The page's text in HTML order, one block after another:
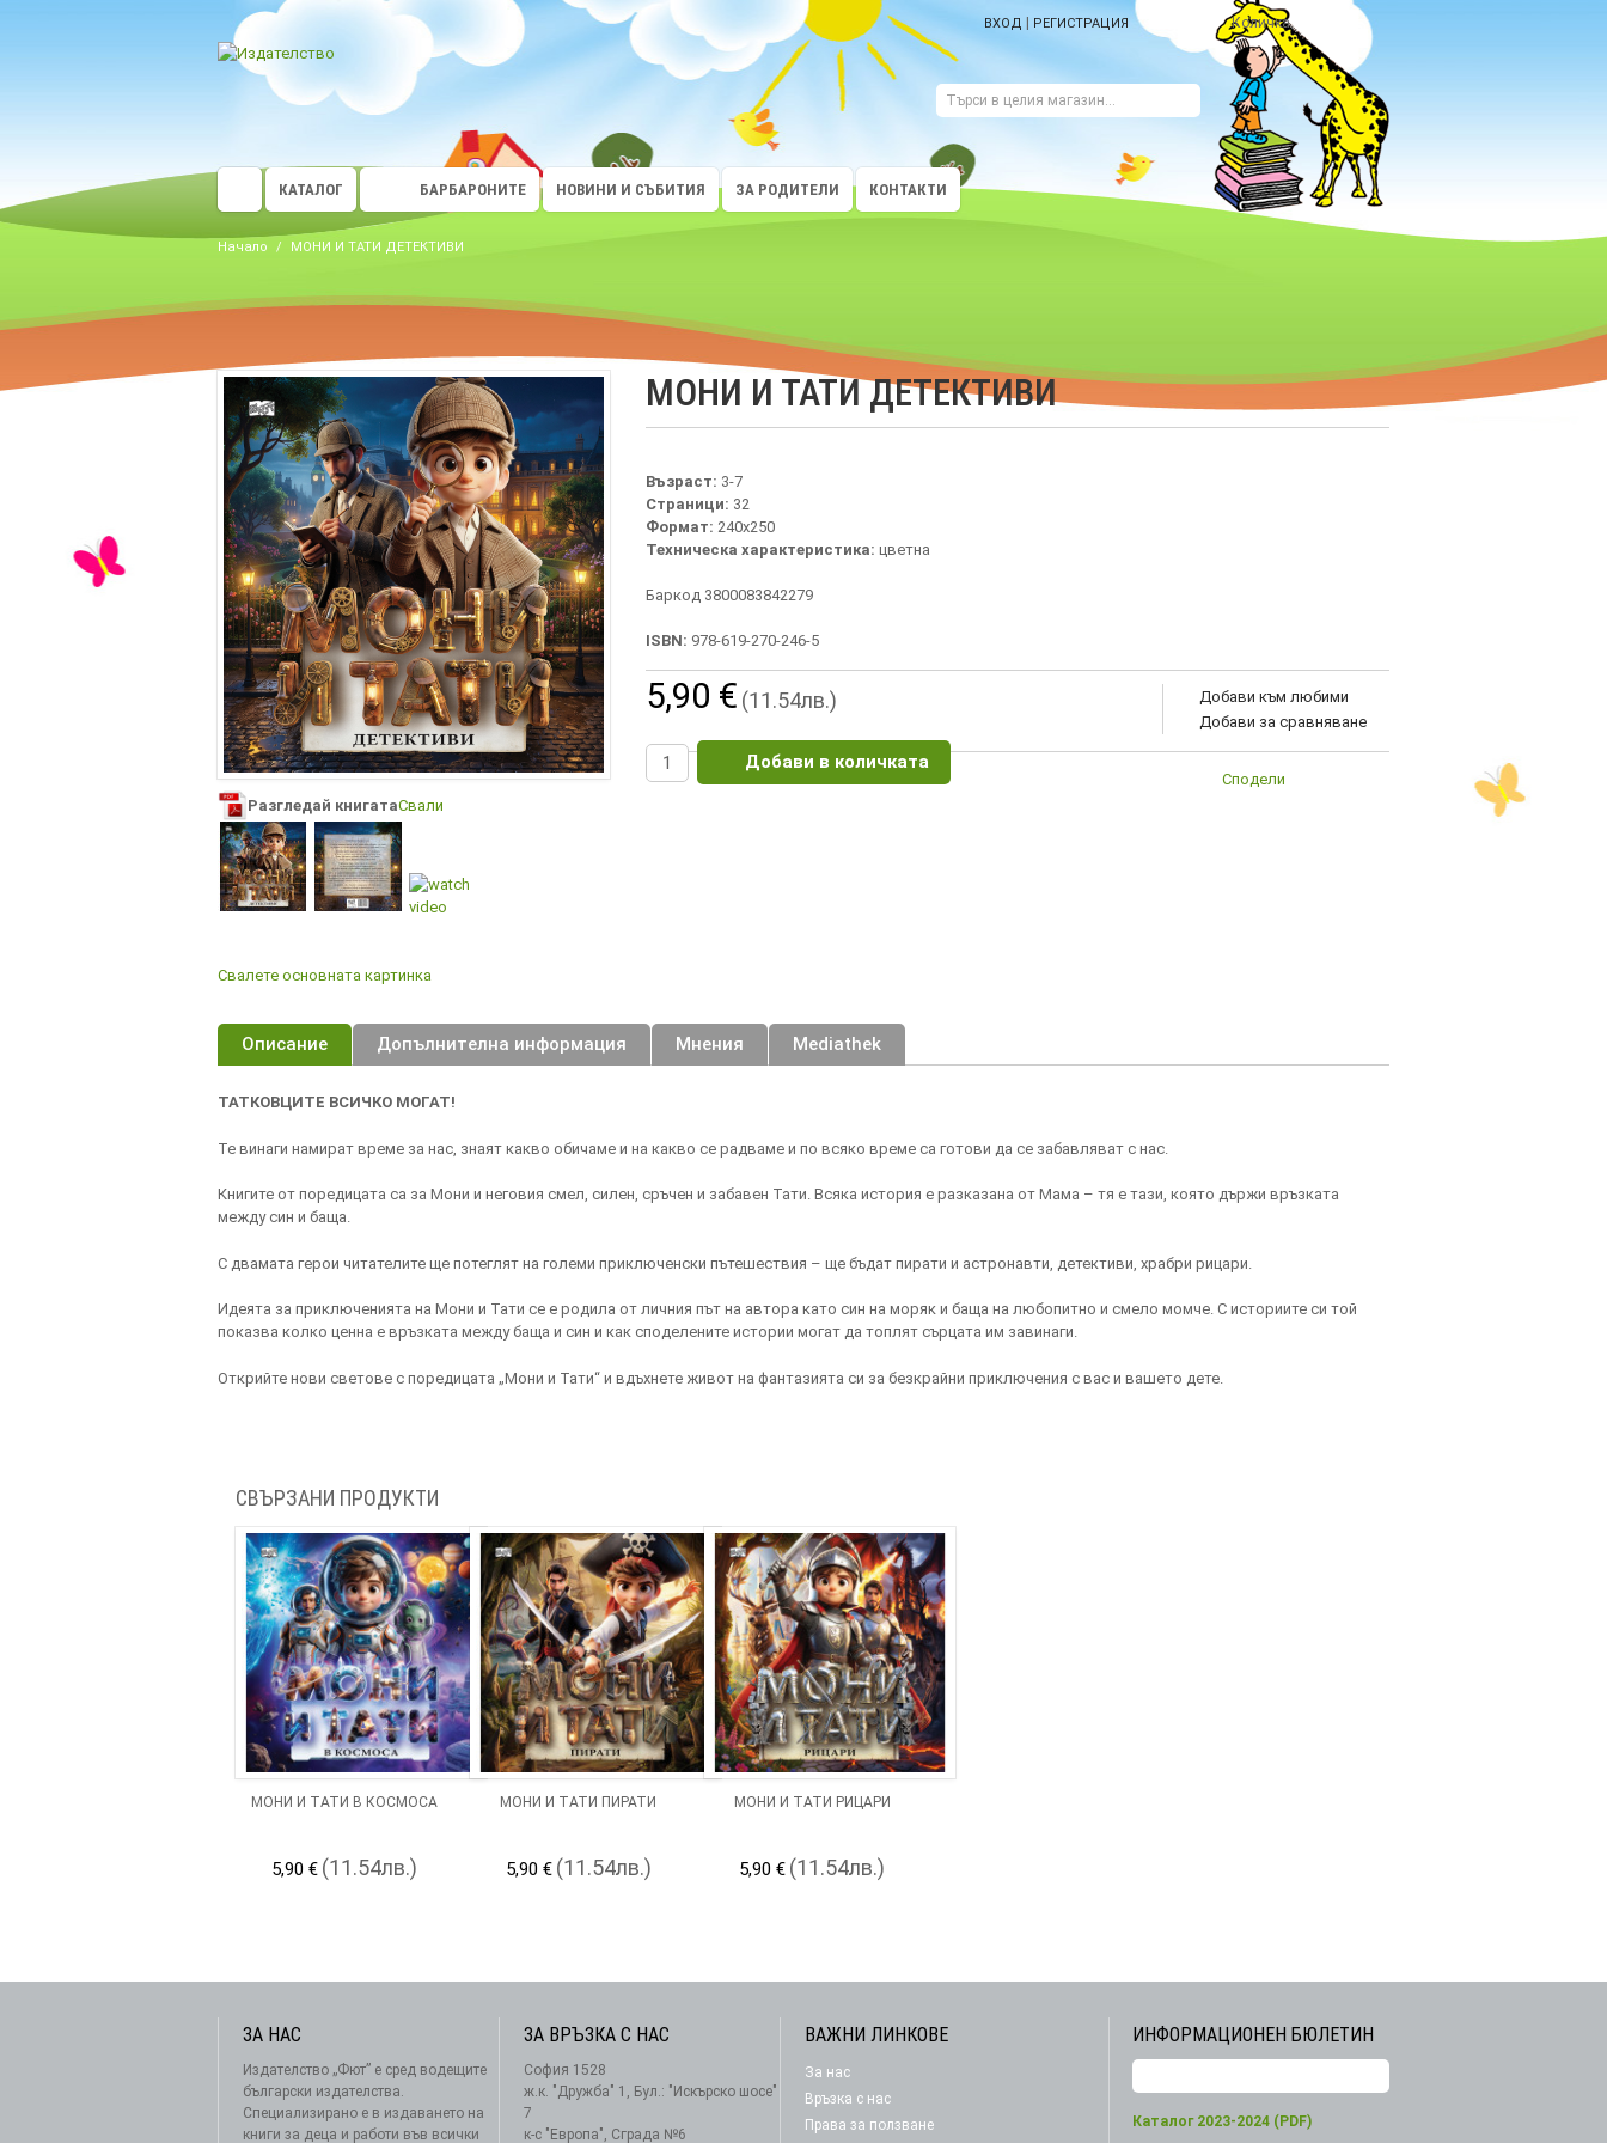
ВХОД | РЕГИСТРАЦИЯ Количка
КАТАЛОГ БАРБАРОНИТЕ НОВИНИ И СЪБИТИЯ ЗА РОДИТЕЛИ КОНТАКТИ
Начало / МОНИ И ТАТИ ДЕТЕКТИВИ
МОНИ И ТАТИ ДЕТЕКТИВИ
Разгледай книгатаСвали
Свалете основната картинка
Възраст: 3-7
Страници: 32
Формат: 240х250
Техническа характеристика: цветна
Баркод 3800083842279
ISBN: 978-619-270-246-5
Добави към любими
Добави за сравняване
5,90 € (11.54лв.)
Добави в количката
Сподели
Описание Допълнителна информация Мнения Mediathek
ТАТКОВЦИТЕ ВСИЧКО МОГАТ!
Те винаги намират време за нас, знаят какво обичаме и на какво се радваме и по всяко време са готови да се забавляват с нас.
Книгите от поредицата са за Мони и неговия смел, силен, сръчен и забавен Тати. Всяка история е разказана от Мама – тя е тази, която държи връзката
между син и баща.
С двамата герои читателите ще потеглят на големи приключенски пътешествия – ще бъдат пирати и астронавти, детективи, храбри рицари.
Идеята за приключенията на Мони и Тати се е родила от личния път на автора като син на моряк и баща на любопитно и смело момче. С историите си той
показва колко ценна е връзката между баща и син и как споделените истории могат да топлят сърцата им завинаги.
Открийте нови светове с поредицата „Мони и Тати“ и вдъхнете живот на фантазията си за безкрайни приключения с вас и вашето дете.
СВЪРЗАНИ ПРОДУКТИ
МОНИ И ТАТИ В КОСМОСА
5,90 € (11.54лв.)
МОНИ И ТАТИ ПИРАТИ
5,90 € (11.54лв.)
МОНИ И ТАТИ РИЦАРИ
5,90 € (11.54лв.)
ИНФОРМАЦИОНЕН БЮЛЕТИН
АБОНАМЕНТ
Каталог 2023-2024 (PDF)
ЗА НАС
Издателство „Фют” е сред водещите
български издателства.
Специализирано е в издаването на
книги за деца и работи във всички
ЗА ВРЪЗКА С НАС
София 1528
ж.к. "Дружба" 1, Бул.: "Искърско шосе"
7
к-с "Европа", Сграда №6
ВАЖНИ ЛИНКОВЕ
За нас
Връзка с нас
Права за ползване